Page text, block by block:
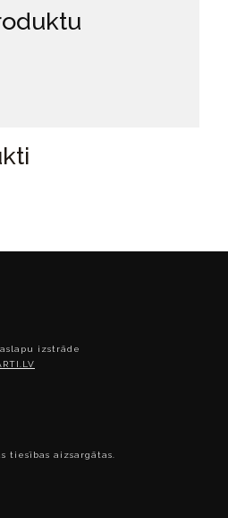
tiesības aizsargātas.
izstrāde